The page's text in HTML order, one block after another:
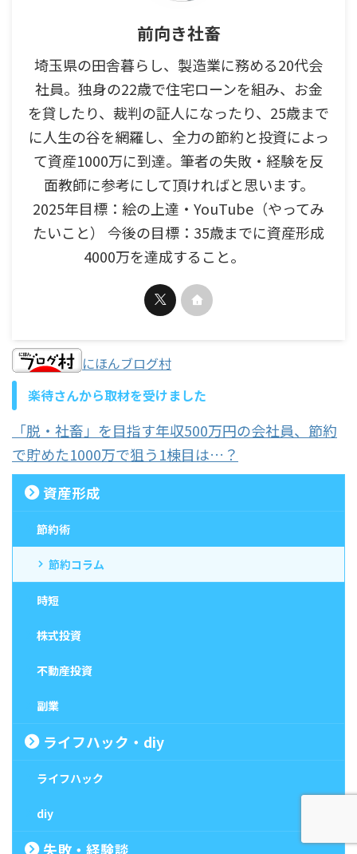
前向き社畜
埼玉県の田舎暮らし、製造業に務める20代会
社員。独身の22歳で住宅ローンを組み、お金
を貸したり、裁判の証人になったり、25歳まで
に人生の谷を網羅し、全力の節約と投資によっ
て資産1000万に到達。筆者の失敗・経験を反
面教師に参考にして頂ければと思います。
2025年目標：絵の上達・YouTube（やってみ
たいこと） 今後の目標：35歳までに資産形成
4000万を達成すること。
にほんブログ村
楽待さんから取材を受けました
「脱・社畜」を目指す年収500万円の会社員、節約
で貯めた1000万で狙う1棟目は…？
資産形成
節約術
節約コラム
時短
株式投資
不動産投資
副業
ライフハック・diy
ライフハック
diy
失敗・経験談